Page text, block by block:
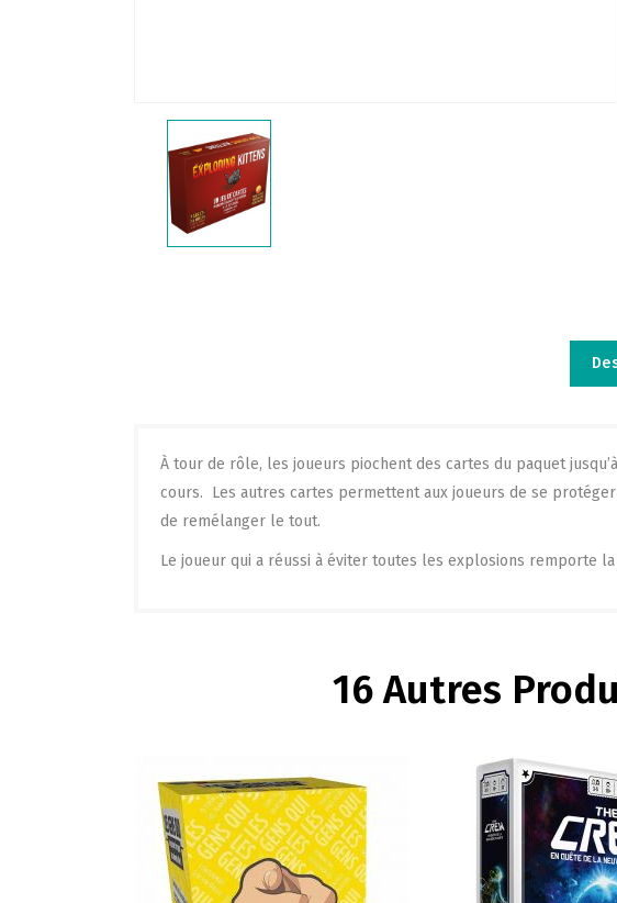
À tour de rôle, les joueurs piochent des cartes du paquet
cours. Les autres cartes permettent aux joueurs de se
de remélanger le tout.
Le joueur qui a réussi à éviter toutes les explosions remporte
16 Autres